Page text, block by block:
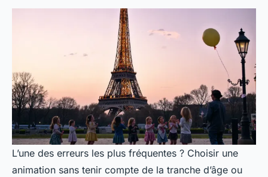
L’une des erreurs les plus fréquentes ? Choisir une
animation sans tenir compte de la tranche d’âge ou